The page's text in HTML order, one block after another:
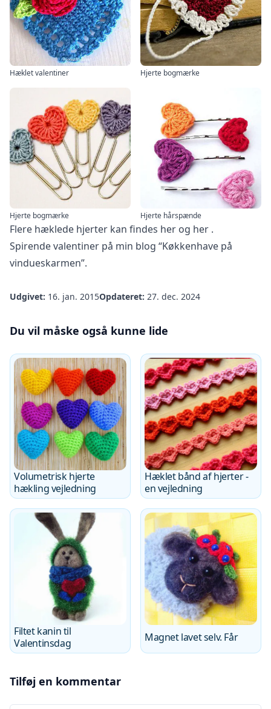
Hæklet valentiner Hjerte bogmærke
Hjerte bogmærke Hjerte hårspænde
Flere hæklede hjerter kan findes her og her .
Spirende valentiner på min blog “Køkkenhave på
vindueskarmen”.
Udgivet: 16. jan. 2015Opdateret: 27. dec. 2024
Du vil måske også kunne lide
Volumetrisk hjerte
hækling vejledning
Hæklet bånd af hjerter -
en vejledning
Filtet kanin til
Valentinsdag
Magnet lavet selv. Får
Tilføj en kommentar